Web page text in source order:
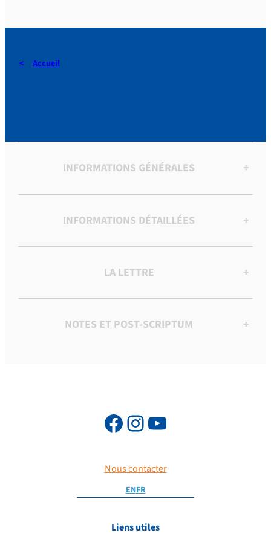
Accueil
INFORMATIONS GÉNÉRALES +
INFORMATIONS DÉTAILLÉES +
LA LETTRE +
NOTES ET POST-SCRIPTUM +
Nous contacter
ENFR
Liens utiles